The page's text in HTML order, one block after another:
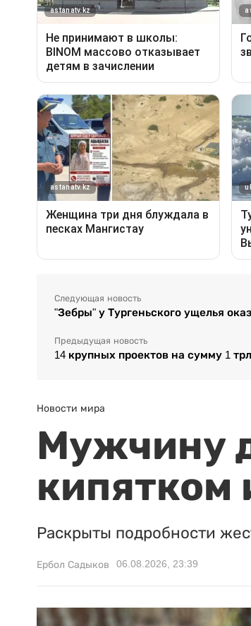
Следующая новость
"Зебры" у Тургеньского ущелья
Предыдущая новость
14 крупных проектов на сумму 1
Новости мира
Мужчину
кипятком
Раскрыты подробности
Ербол Садыков 06.08.2026, 23:39